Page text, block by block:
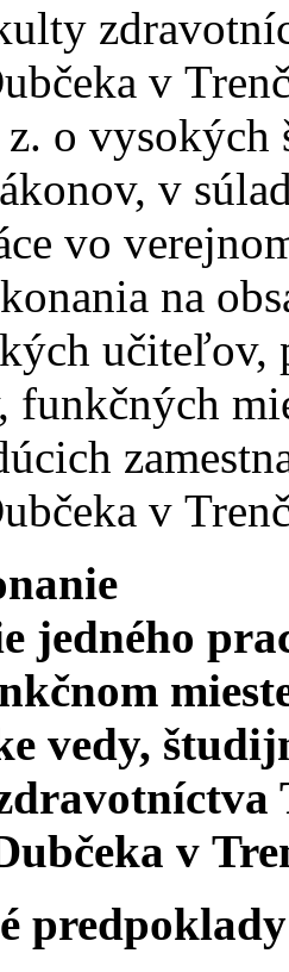
v
o vysokých
v
vo
na
učiteľov,
funkčných
v
jedného
vedy,
v